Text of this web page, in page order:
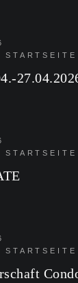
,STARTSEITE
,STARTSEITE
,STARTSEITE